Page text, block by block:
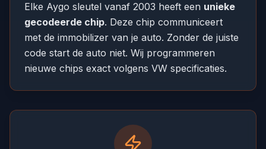
Elke Aygo sleutel vanaf 2003 heeft een unieke
gecodeerde chip. Deze chip communiceert
met de immobilizer van je auto. Zonder de juiste
code start de auto niet. Wij programmeren
nieuwe chips exact volgens VW specificaties.